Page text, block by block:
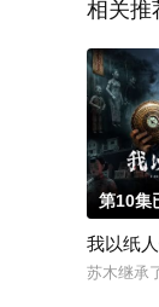
相关推
第10集
我以纸
苏木继承